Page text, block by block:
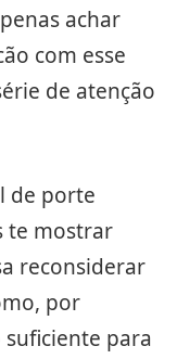
achar
com esse
de atenção
de porte
te mostrar
reconsiderar
por
suficiente para